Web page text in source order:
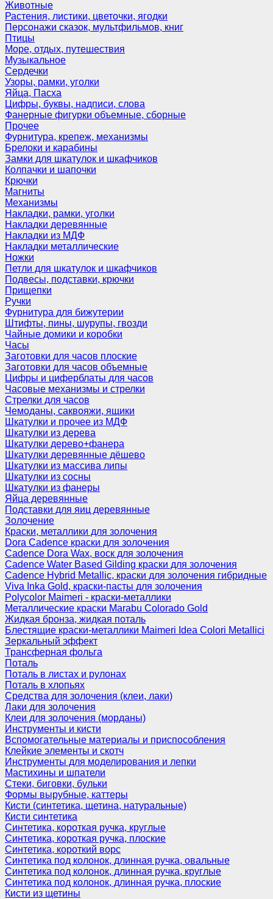
Животные
Растения, листики, цветочки, ягодки
Персонажи сказок, мультфильмов, книг
Птицы
Море, отдых, путешествия
Музыкальное
Сердечки
Узоры, рамки, уголки
Яйца, Пасха
Цифры, буквы, надписи, слова
Фанерные фигурки объемные, сборные
Прочее
Фурнитура, крепеж, механизмы
Брелоки и карабины
Замки для шкатулок и шкафчиков
Колпачки и шапочки
Крючки
Магниты
Механизмы
Накладки, рамки, уголки
Накладки деревянные
Накладки из МДФ
Накладки металлические
Ножки
Петли для шкатулок и шкафчиков
Подвесы, подставки, крючки
Прищепки
Ручки
Фурнитура для бижутерии
Штифты, пины, шурупы, гвозди
Чайные домики и коробки
Часы
Заготовки для часов плоские
Заготовки для часов объемные
Цифры и циферблаты для часов
Часовые механизмы и стрелки
Стрелки для часов
Чемоданы, саквояжи, ящики
Шкатулки и прочее из МДФ
Шкатулки из дерева
Шкатулки дерево+фанера
Шкатулки деревянные дёшево
Шкатулки из массива липы
Шкатулки из сосны
Шкатулки из фанеры
Яйца деревянные
Подставки для яиц деревянные
Золочение
Краски, металлики для золочения
Dora Cadence краски для золочения
Cadence Dora Wax, воск для золочения
Cadence Water Based Gilding краски для золочения
Cadence Hybrid Metallic, краски для золочения гибридные
Viva Inka Gold, краски-пасты для золочения
Polycolor Maimeri - краски-металлики
Металлические краски Marabu Colorado Gold
Жидкая бронза, жидкая поталь
Блестящие краски-металлики Maimeri Idea Colori Metallici
Зеркальный эффект
Трансферная фольга
Поталь
Поталь в листах и рулонах
Поталь в хлопьях
Средства для золочения (клеи, лаки)
Лаки для золочения
Клеи для золочения (морданы)
Инструменты и кисти
Вспомогательные материалы и приспособления
Клейкие элементы и скотч
Инструменты для моделирования и лепки
Мастихины и шпатели
Стеки, биговки, бульки
Формы вырубные, каттеры
Кисти (синтетика, щетина, натуральные)
Кисти синтетика
Синтетика, короткая ручка, круглые
Синтетика, короткая ручка, плоские
Синтетика, короткий ворс
Синтетика под колонок, длинная ручка, овальные
Синтетика под колонок, длинная ручка, круглые
Синтетика под колонок, длинная ручка, плоские
Кисти из щетины